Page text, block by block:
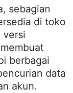
sebagian
di toko
versi
berbagai
data
akun.